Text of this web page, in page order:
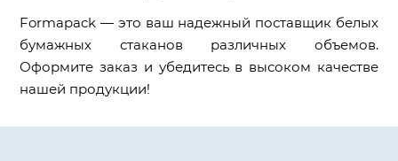
Formapack — это ваш надежный поставщик белых
бумажных стаканов различных объемов.
Оформите заказ и убедитесь в высоком качестве
нашей продукции!